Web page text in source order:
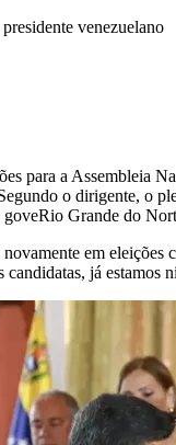
venezuelano
para a Assembleia
o dirigente, o
em
já estamos